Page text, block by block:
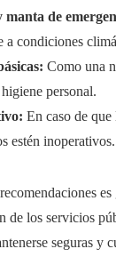
manta de
a condiciones
Como una
personal.
En caso de
estén inoperativos.
es
de los servicios
seguras y